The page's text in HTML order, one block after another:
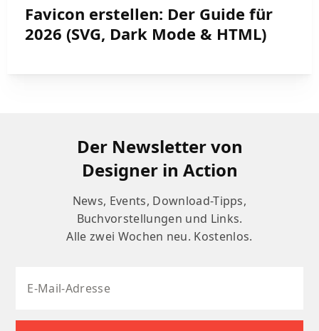
Favicon erstellen: Der Guide für
2026 (SVG, Dark Mode & HTML)
Der Newsletter von
Designer in Action
News, Events, Download-Tipps,
Buchvorstellungen und Links.
Alle zwei Wochen neu. Kostenlos.